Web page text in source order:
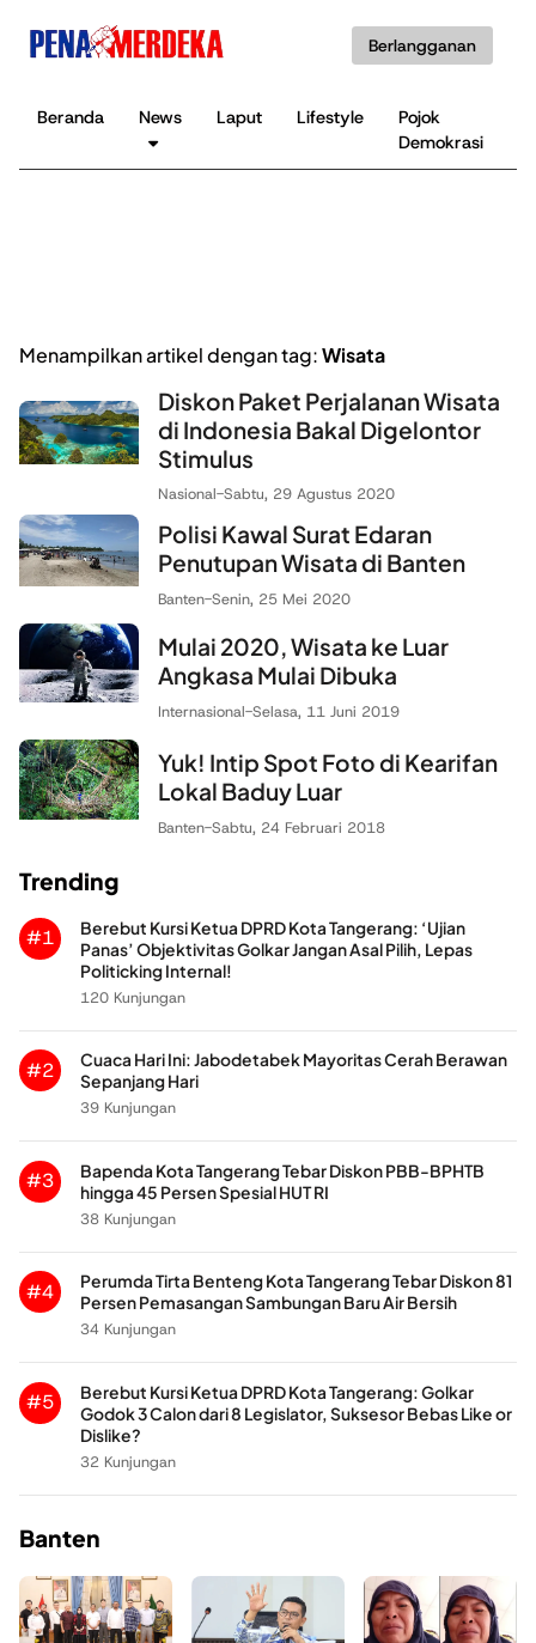
Berlangganan
Beranda News Laput Lifestyle
Pojok
Demokrasi
Menampilkan artikel dengan tag:Wisata
Diskon Paket Perjalanan Wisata
di Indonesia Bakal Digelontor
Stimulus
Nasional-Sabtu, 29 Agustus 2020
Polisi Kawal Surat Edaran
Penutupan Wisata di Banten
Banten-Senin, 25 Mei 2020
Mulai 2020, Wisata ke Luar
Angkasa Mulai Dibuka
Internasional-Selasa, 11 Juni 2019
Yuk! Intip Spot Foto di Kearifan
Lokal Baduy Luar
Banten-Sabtu, 24 Februari 2018
Trending
#1
Berebut Kursi Ketua DPRD Kota Tangerang: ‘Ujian
Panas’ Objektivitas Golkar Jangan Asal Pilih, Lepas
Politicking Internal!
120 Kunjungan
#2
Cuaca Hari Ini: Jabodetabek Mayoritas Cerah Berawan
Sepanjang Hari
39 Kunjungan
#3
Bapenda Kota Tangerang Tebar Diskon PBB-BPHTB
hingga 45 Persen Spesial HUT RI
38 Kunjungan
#4
Perumda Tirta Benteng Kota Tangerang Tebar Diskon 81
Persen Pemasangan Sambungan Baru Air Bersih
34 Kunjungan
#5
Berebut Kursi Ketua DPRD Kota Tangerang: Golkar
Godok 3 Calon dari 8 Legislator, Suksesor Bebas Like or
Dislike?
32 Kunjungan
Banten